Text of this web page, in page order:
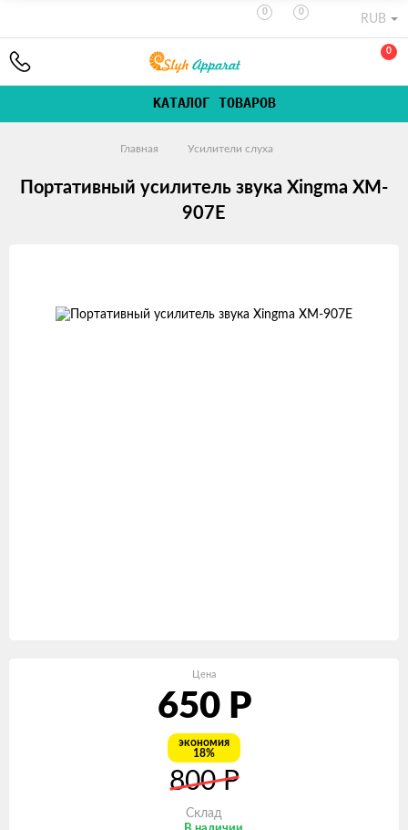
0 0
RUB
0
КАТАЛОГ ТОВАРОВ
Главная Усилители слуха
Портативный усилитель звука Xingma XM-
907E
Цена
650 Р
экономия
18%
800Р
Склад